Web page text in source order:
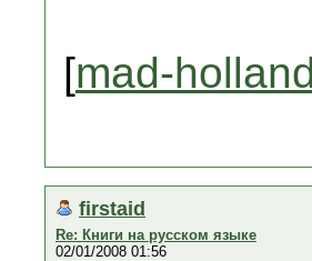
[mad-
firstaid
Re: Книги на русском языке
02/01/2008 01:56